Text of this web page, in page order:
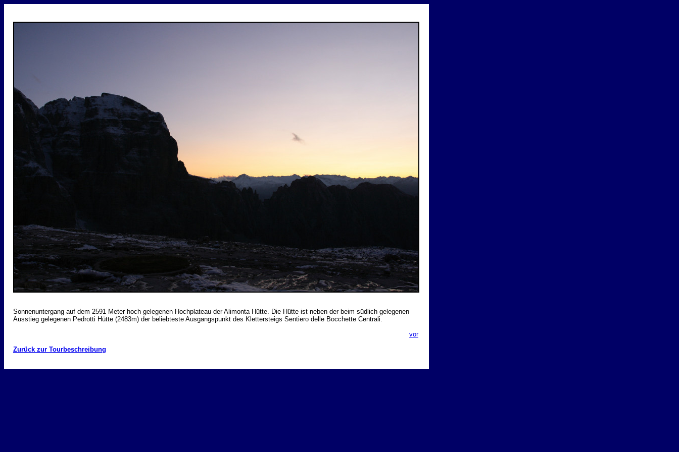
Sonnenuntergang auf dem 2591 Meter hoch gelegenen Hochplateau der Alimonta Hütte. Die Hütte ist neben der beim südlich gelegenen
Ausstieg gelegenen Pedrotti Hütte (2483m) der beliebteste Ausgangspunkt des Klettersteigs Sentiero delle Bocchette Centrali.
vor
Zurück zur Tourbeschreibung